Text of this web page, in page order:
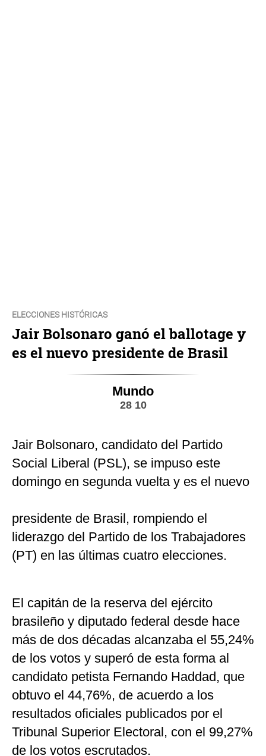
ELECCIONES HISTÓRICAS
Jair Bolsonaro ganó el ballotage y
es el nuevo presidente de Brasil
Mundo
28 10
Jair Bolsonaro, candidato del Partido
Social Liberal (PSL), se impuso este
domingo en segunda vuelta y es el nuevo
presidente de Brasil, rompiendo el
liderazgo del Partido de los Trabajadores
(PT) en las últimas cuatro elecciones.
El capitán de la reserva del ejército
brasileño y diputado federal desde hace
más de dos décadas alcanzaba el 55,24%
de los votos y superó de esta forma al
candidato petista Fernando Haddad, que
obtuvo el 44,76%, de acuerdo a los
resultados oficiales publicados por el
Tribunal Superior Electoral, con el 99,27%
de los votos escrutados.